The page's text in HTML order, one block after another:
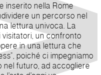
inserito nella Rome
un percorso nel
lettura univoca. La
un confronto
in una lettura che
poiché ci impegniamo
nel futuro, ad accogliere